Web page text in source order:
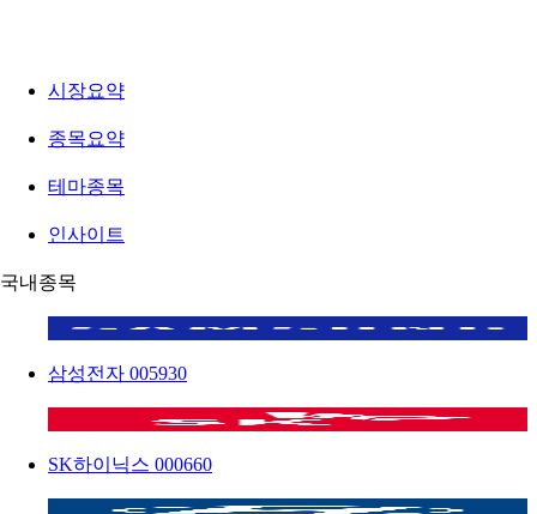
시장요약
종목요약
테마종목
인사이트
국내종목
삼성전자 005930
SK하이닉스 000660